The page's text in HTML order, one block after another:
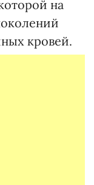
на
кровей.